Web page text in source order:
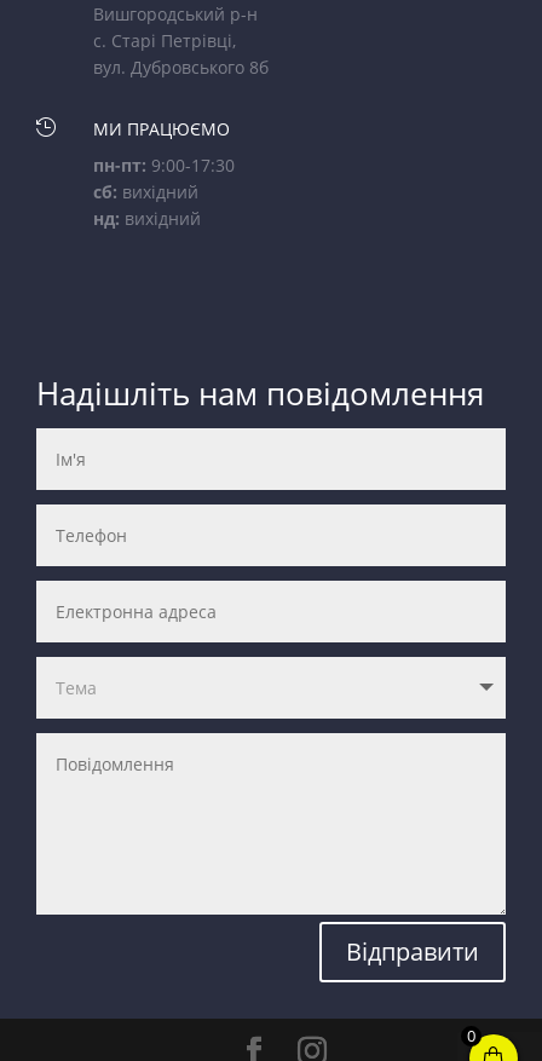
Вишгородський р-н
с. Старі Петрівці,
вул. Дубровського 8б

МИ ПРАЦЮЄМО
пн-пт: 9:00-17:30
сб: вихідний
нд: вихідний
Надішліть нам повідомлення
Відправити
0